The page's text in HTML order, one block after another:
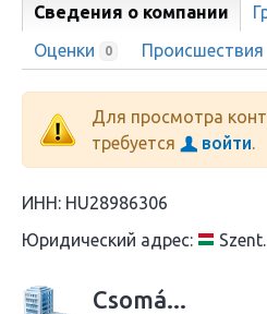
Сведения о компании
Оценки 0 Происшествия
Для просмотра
требуется
войти
ИНН: HU28986306
Юридический адрес:
Csomá...